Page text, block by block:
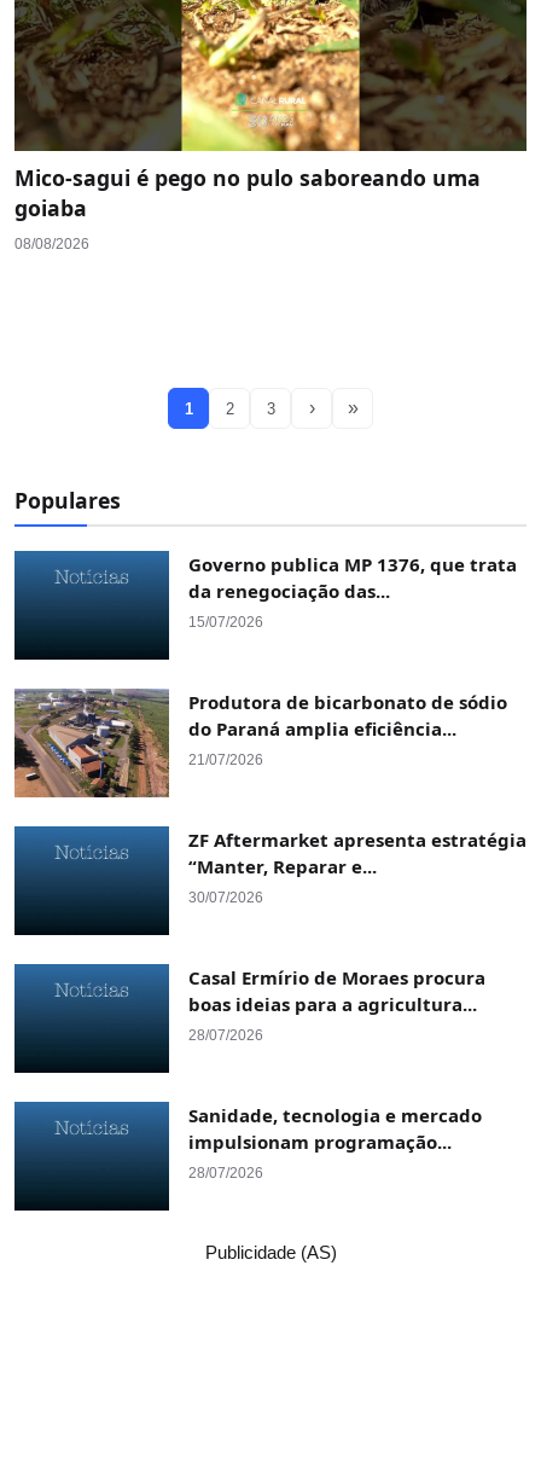
Mico-sagui é pego no pulo saboreando uma
goiaba
08/08/2026
1 2 3 › »
Populares
Governo publica MP 1376, que trata
da renegociação das...
15/07/2026
Produtora de bicarbonato de sódio
do Paraná amplia eficiência...
21/07/2026
ZF Aftermarket apresenta estratégia
“Manter, Reparar e...
30/07/2026
Casal Ermírio de Moraes procura
boas ideias para a agricultura...
28/07/2026
Sanidade, tecnologia e mercado
impulsionam programação...
28/07/2026
Publicidade (AS)